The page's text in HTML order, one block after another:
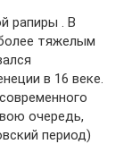
рапиры . В
тяжелым
в 16 веке.
очередь,
период)